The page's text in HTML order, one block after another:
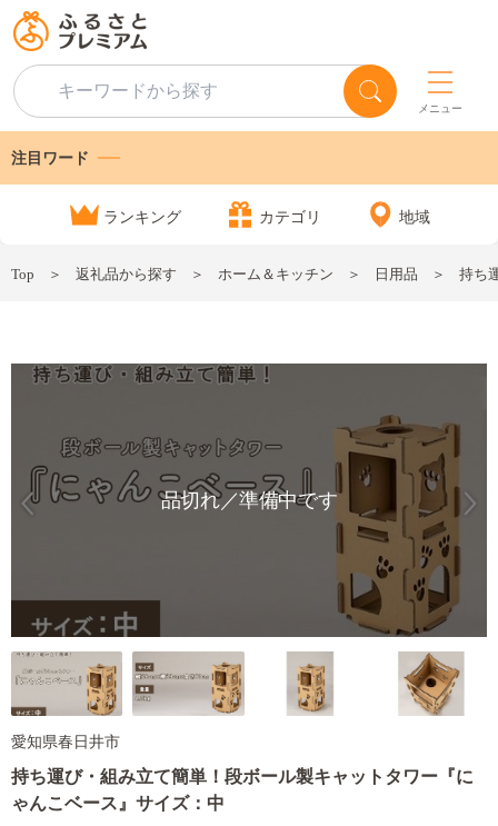
メニュー
注目ワード
ランキング カテゴリ 地域
Top 返礼品から探す ホーム＆キッチン 日用品 持ち
品切れ／準備中です
愛知県春日井市
持ち運び・組み立て簡単！段ボール製キャットタワー『に
ゃんこベース』サイズ：中